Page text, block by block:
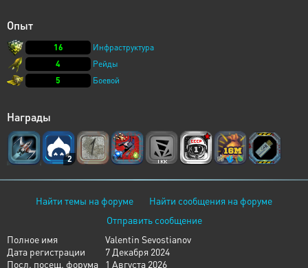
Опыт
16
Инфраструктура
4
Рейды
5
Боевой
Награды
2
Найти темы на форуме
Найти сообщения на форуме
Отправить сообщение
Полное имя
Valentin Sevostianov
Дата регистрации
7 Декабря 2024
Посл. посещ. форума
1 Августа 2026